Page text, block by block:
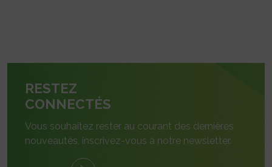
RESTEZ
CONNECTÉS
Vous souhaitez rester au courant des dernières
nouveautés, inscrivez-vous à notre newsletter.